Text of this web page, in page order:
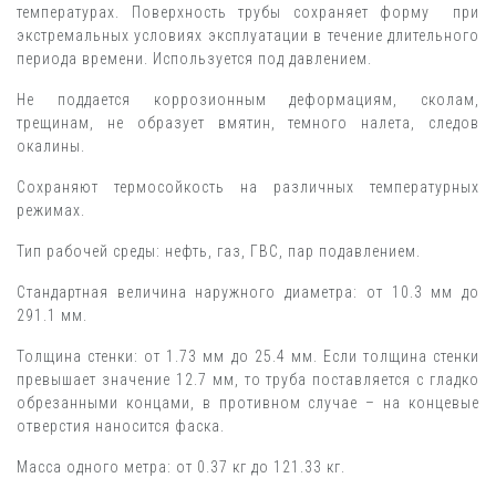
температурах. Поверхность трубы сохраняет форму при
экстремальных условиях эксплуатации в течение длительного
периода времени. Используется под давлением.
Не поддается коррозионным деформациям, сколам,
трещинам, не образует вмятин, темного налета, следов
окалины.
Сохраняют термосойкость на различных температурных
режимах.
Тип рабочей среды: нефть, газ, ГВС, пар подавлением.
Стандартная величина наружного диаметра: от 10.3 мм до
291.1 мм.
Толщина стенки: от 1.73 мм до 25.4 мм. Если толщина стенки
превышает значение 12.7 мм, то труба поставляется с гладко
обрезанными концами, в противном случае – на концевые
отверстия наносится фаска.
Масса одного метра: от 0.37 кг до 121.33 кг.